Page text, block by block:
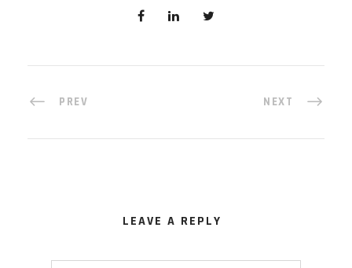
PREV NEXT
LEAVE A REPLY